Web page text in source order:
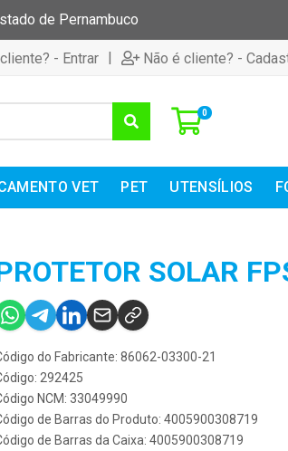
de Pernambuco
- Entrar | Não é cliente? -
0
VET PET UTENSÍLIOS
SOLAR
do Fabricante: 86062-03300-21
292425
NCM: 33049990
de Barras do Produto: 4005900308719
de Barras da Caixa: 4005900308719